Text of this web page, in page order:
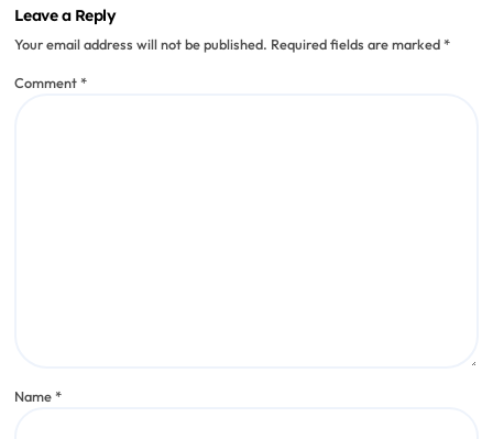
Leave a Reply
Your email address will not be published. Required fields are marked*
Comment*
Name*